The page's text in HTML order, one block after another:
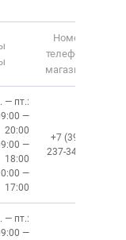
Номер
телефона
магазина
— пт.:
—
20:00
—
18:00
—
17:00
+7 (391)
237-34-34
— пт.:
—